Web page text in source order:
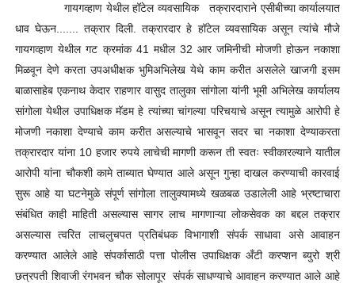
गायगव्हाण येथील हॉटेल व्यवसायिक तक्रारदाराने एसीबीच्या कार्यालयात
धाव घेऊन....... तक्रार दिली. तक्रारदार हे हॉटेल व्यवसायिक असून त्यांचे मौजे
गायगव्हाण येथील गट क्रमांक 41 मधील 32 आर जमिनीची मोजणी होऊन नकाशा
मिळवून देणे करता उपअधीक्षक भुमिअभिलेख येथे काम करीत असलेले खाजगी इसम
बाळासाहेब एकनाथ केदार राहणार वासुद तालुका सांगोला यांनी भूमी अभिलेख कार्यालय
सांगोला येथील उपाधिक्षक मॅडम हे त्यांच्या चांगल्या परिचयाचे असून त्यामुळे आरोपी हे
मोजणी नकाशा देण्याचे काम करीत असल्याचे भासवून सदर चा नकाशा देण्याकरता
तक्रारदार यांना 10 हजार रुपये लाचेची मागणी करून ती स्वतः स्वीकारल्याने यातील
आरोपी यांना चौकशी कामे ताब्यात घेण्यात आले असून गुन्हा दाखल करण्याची कारवाई
सुरू आहे या घटनेमुळे संपूर्ण सांगोला तालुक्यामध्ये खळबळ उडालेली आहे भ्रष्टाचारा
संबंधित काही माहिती असल्यास सागर लाच मागणाऱ्या लोकसेवक का बद्दल तक्रार
असल्यास त्वरित लाचलुचपत प्रतिबंधक विभागाशी संपर्क साधावा असे आवाहन
करण्यात आलेले आहे संपर्कासाठी पत्ता पोलीस उपाधिक्षक अँटी करप्शन ब्युरो श्री
छत्रपती शिवाजी रंगभवन चौक सोलापूर संपर्क साधण्याचे आवाहन करण्यात आले आहे